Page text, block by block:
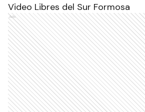
Video Libres del Sur Formosa
Ads